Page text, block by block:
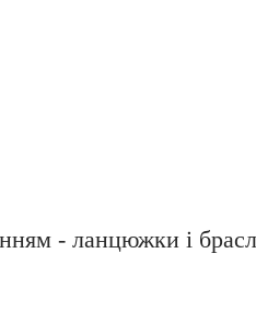
- ланцюжки і